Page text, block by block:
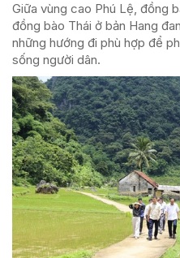
Giữa vùng cao Phú Lệ, đồng
đồng bào Thái ở bản Hang
những hướng đi phù hợp để
sống người dân.